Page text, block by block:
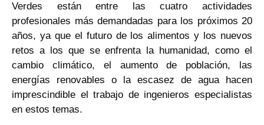
Verdes están entre las cuatro actividades
profesionales más demandadas para los próximos 20
años, ya que el futuro de los alimentos y los nuevos
retos a los que se enfrenta la humanidad, como el
cambio climático, el aumento de población, las
energías renovables o la escasez de agua hacen
imprescindible el trabajo de ingenieros especialistas
en estos temas.